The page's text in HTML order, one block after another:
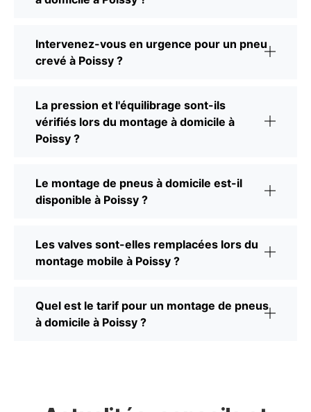
Intervenez-vous en urgence pour un pneu
crevé à Poissy ?
La pression et l'équilibrage sont-ils
vérifiés lors du montage à domicile à
Poissy ?
Le montage de pneus à domicile est-il
disponible à Poissy ?
Les valves sont-elles remplacées lors du
montage mobile à Poissy ?
Quel est le tarif pour un montage de pneus
à domicile à Poissy ?